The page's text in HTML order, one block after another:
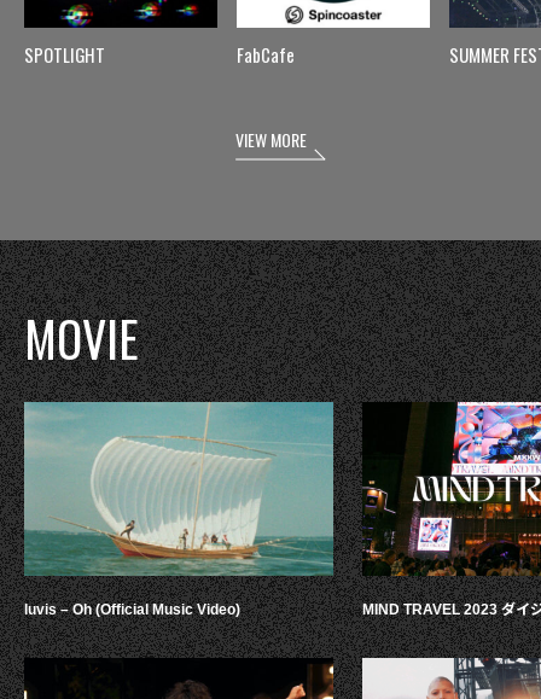
SPOTLIGHT FabCafe SUMMER
VIEW MORE
MOVIE
luvis – Oh (Official Music Video) MIND TRAVEL 2023 ダイ